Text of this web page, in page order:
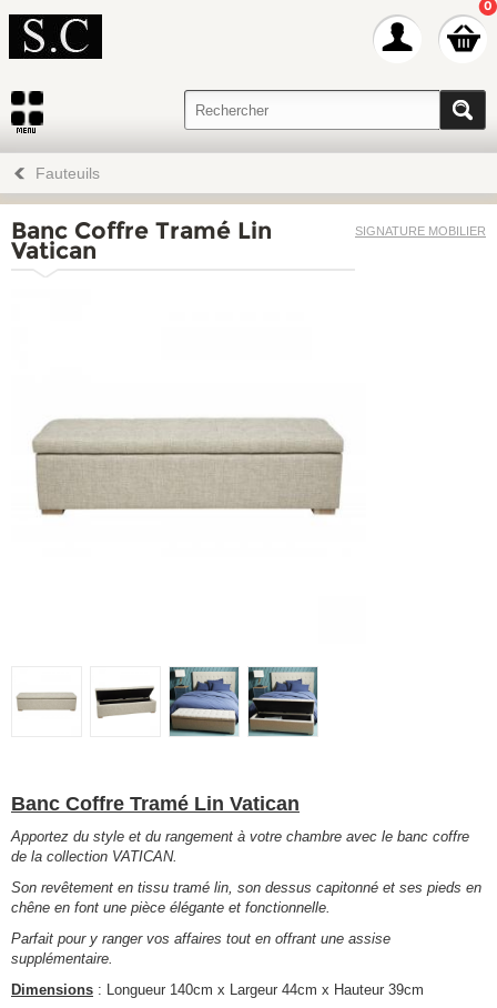
0
Fauteuils
SIGNATURE MOBILIER
Banc Coffre Tramé Lin
Vatican
Banc Coffre Tramé Lin Vatican
Apportez du style et du rangement à votre chambre avec le banc coffre
de la collection VATICAN.
Son revêtement en tissu tramé lin, son dessus capitonné et ses pieds en
chêne en font une pièce élégante et fonctionnelle.
Parfait pour y ranger vos affaires tout en offrant une assise
supplémentaire.
Dimensions : Longueur 140cm x Largeur 44cm x Hauteur 39cm